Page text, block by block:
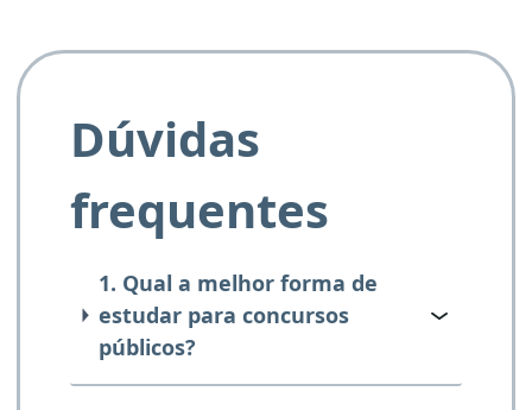
Dúvidas
frequentes
1. Qual a melhor forma de
estudar para concursos
públicos?